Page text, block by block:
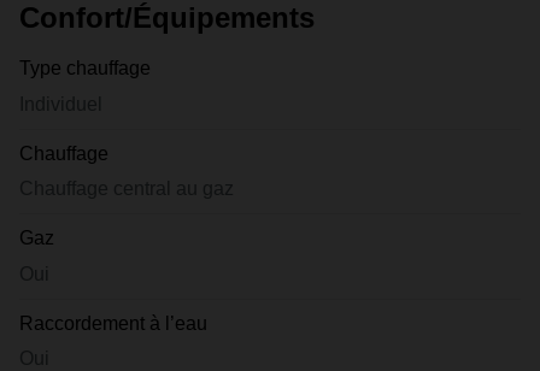
Confort/Équipements
Type chauffage
Individuel
Chauffage
Chauffage central au gaz
Gaz
Oui
Raccordement à l’eau
Oui